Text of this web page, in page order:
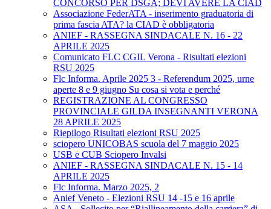
CONCORSO PER DSGA; DEVI AVERE LA CIAD
Associazione FederATA - inserimento graduatoria di
prima fascia ATA? la CIAD è obbligatoria
ANIEF - RASSEGNA SINDACALE N. 16 - 22
APRILE 2025
Comunicato FLC CGIL Verona - Risultati elezioni
RSU 2025
Flc Informa. Aprile 2025 3 - Referendum 2025, urne
aperte 8 e 9 giugno Su cosa si vota e perché
REGISTRAZIONE AL CONGRESSO
PROVINCIALE GILDA INSEGNANTI VERONA
28 APRILE 2025
Riepilogo Risultati elezioni RSU 2025
sciopero UNICOBAS scuola del 7 maggio 2025
USB e CUB Sciopero Invalsi
ANIEF - RASSEGNA SINDACALE N. 15 - 14
APRILE 2025
Flc Informa. Marzo 2025, 2
Anief Veneto - Elezioni RSU 14 -15 e 16 aprile